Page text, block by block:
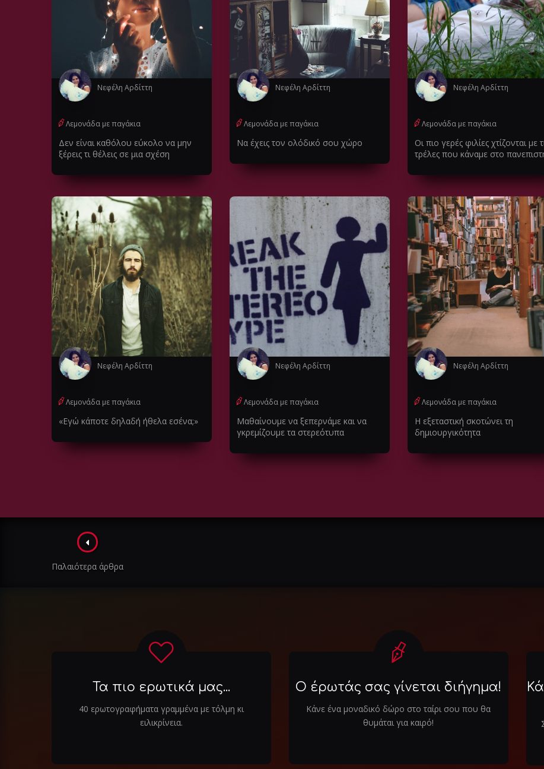
Νεφέλη Αρδίττη
Λεμονάδα με παγάκια
Δεν είναι καθόλου εύκολο να μην
ξέρεις τι θέλεις σε μια σχέση
Νεφέλη Αρδίττη
Λεμονάδα με παγάκια
Να έχεις τον ολόδικό σου χώρο
Νεφέλη Αρδίττη
Λεμονάδα με παγάκια
Οι πιο γερές φιλίες χτίζονται με
τρέλες που κάναμε στο
Νεφέλη Αρδίττη
Λεμονάδα με παγάκια
«Εγώ κάποτε δηλαδή ήθελα εσένα;»
Νεφέλη Αρδίττη
Λεμονάδα με παγάκια
Μαθαίνουμε να ξεπερνάμε και να
γκρεμίζουμε τα στερεότυπα
Νεφέλη Αρδίττη
Λεμονάδα με παγάκια
Η εξεταστική σκοτώνει τη
δημιουργικότητα
Πλοήγηση
στα
Παλαιότερα άρθρα
Τα πιο ερωτικά μας...
40 ερωτογραφήματα γραμμένα με τόλμη κι
ειλικρίνεια.
Ο έρωτάς σας γίνεται διήγημα!
Κάνε ένα μοναδικό δώρο στο ταίρι σου που θα
θυμάται για καιρό!